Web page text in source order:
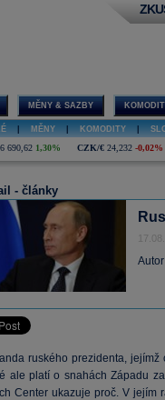
MĚNY & SAZBY
MĚNY KOMODITY
690,62 1,30% CZK/€ 24,232 -0,02%
- články
ruského prezidenta,
ale platí o snahách Západu
Center ukazuje proč. V